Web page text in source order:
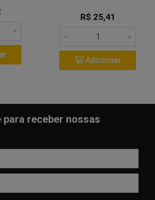
R$ 25,41
Adicionar
receber nossas